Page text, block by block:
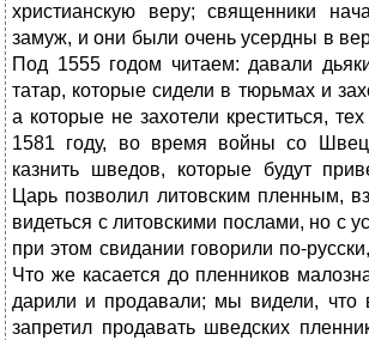
христианскую веру; священники
замуж, и они были очень усердны в
Под 1555 годом читаем: давали
татар, которые сидели в тюрьмах и
а которые не захотели креститься,
1581 году, во время войны со
казнить шведов, которые будут
Царь позволил литовским пленным,
видеться с литовскими послами, но с
при этом свидании говорили по-
Что же касается до пленников
дарили и продавали; мы видели, что
запретил продавать шведских